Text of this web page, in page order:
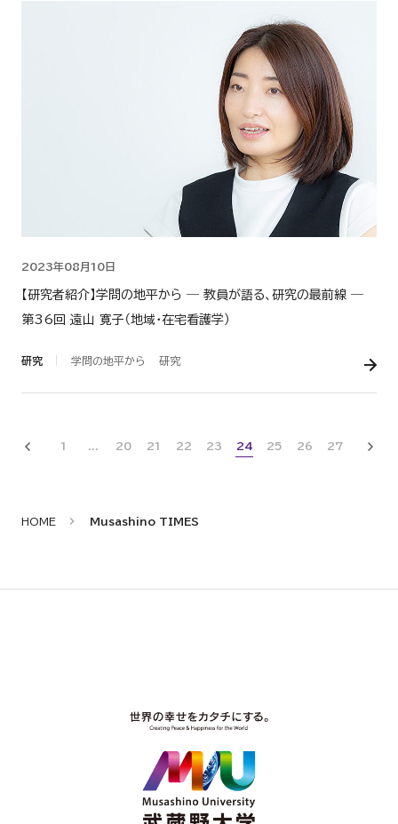
2023年08月10日
【研究者紹介】学問の地平から ― 教員が語る、研究の最前線 ―
第36回 遠山 寛子（地域・在宅看護学）
研究 学問の地平から 研究
Prev
1 20 21 22 23 24 25 26 27
HOME Musashino TIMES